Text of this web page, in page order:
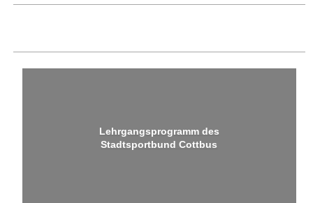
Lehrgangsprogramm des
Stadtsportbund Cottbus